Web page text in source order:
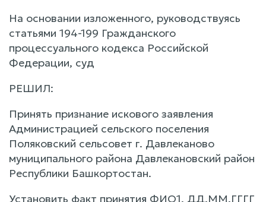
На основании изложенного, руководствуясь
статьями 194-199 Гражданского
процессуального кодекса Российской
Федерации, суд
РЕШИЛ:
Принять признание искового заявления
Администрацией сельского поселения
Поляковский сельсовет г. Давлеканово
муниципального района Давлекановский район
Республики Башкортостан.
Установить факт принятия ФИО1, ДД.ММ.ГГГГ